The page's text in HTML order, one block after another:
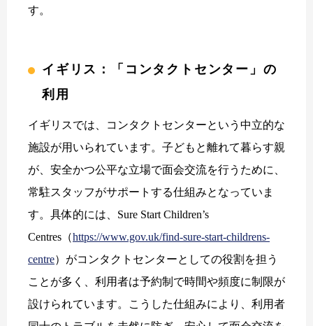
す。
イギリス：「コンタクトセンター」の
利用
イギリスでは、コンタクトセンターという中立的な
施設が用いられています。子どもと離れて暮らす親
が、安全かつ公平な立場で面会交流を行うために、
常駐スタッフがサポートする仕組みとなっていま
す。具体的には、Sure Start Children’s
Centres（https://www.gov.uk/find-sure-start-childrens-
centre）がコンタクトセンターとしての役割を担う
ことが多く、利用者は予約制で時間や頻度に制限が
設けられています。こうした仕組みにより、利用者